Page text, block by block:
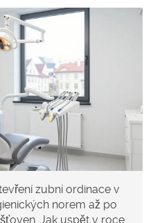
zubní ordinace v
norem až po
Jak uspět v roce